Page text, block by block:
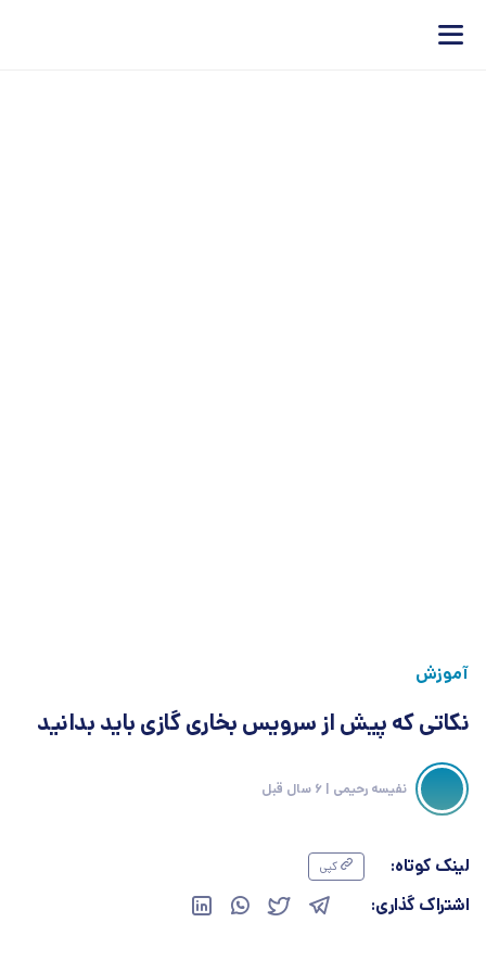
آموزش
نکاتی که پیش از سرویس بخاری گازی باید بدانید
نفیسه رحیمی | 6 سال قبل
لینک کوتاه: کپی
اشتراک گذاری: